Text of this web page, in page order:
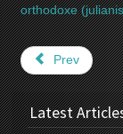
orthodoxe
Prev
Latest